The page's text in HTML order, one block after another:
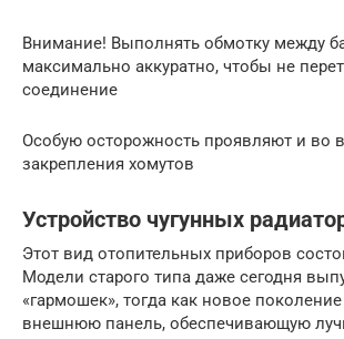
Внимание! Выполнять обмотку между
максимально аккуратно, чтобы не
соединение
Особую осторожность проявляют и во
закрепления хомутов
Устройство чугунных
Этот вид отопительных приборов
Модели старого типа даже сегодня
«гармошек», тогда как новое
внешнюю панель, обеспечивающую